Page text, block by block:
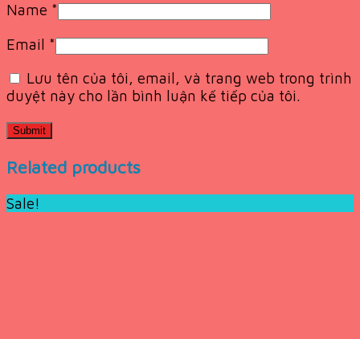
Name *
Email *
Lưu tên của tôi, email, và trang web trong trình
duyệt này cho lần bình luận kế tiếp của tôi.
Related products
Sale!